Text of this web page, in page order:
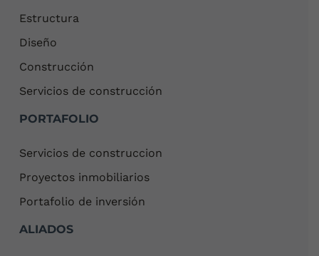
Estructura
Diseño
Construcción
Servicios de construcción
PORTAFOLIO
Servicios de construccion
Proyectos inmobiliarios
Portafolio de inversión
ALIADOS